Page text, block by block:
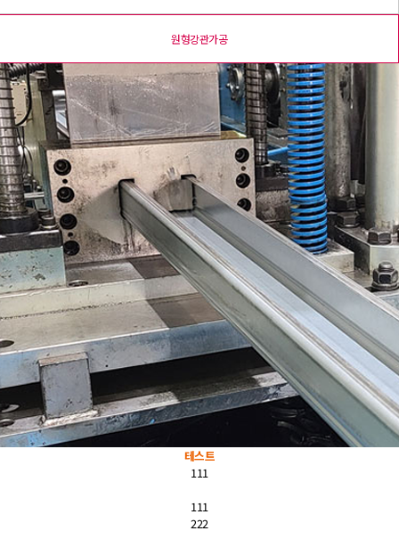
원형강관가공
테스트
111
111
222